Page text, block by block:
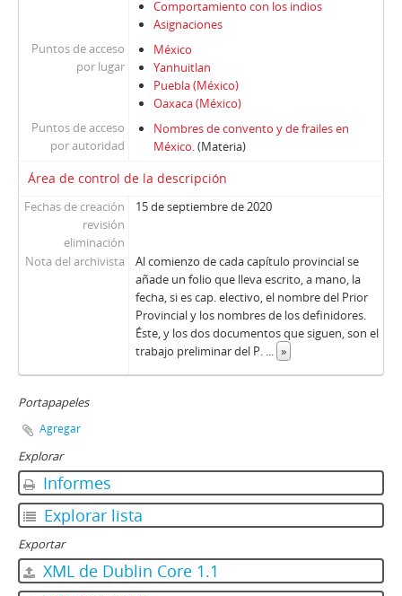
Comportamiento con los indios
Asignaciones
Puntos de acceso
por lugar
México
Yanhuitlan
Puebla (México)
Oaxaca (México)
Puntos de acceso
por autoridad
Nombres de convento y de frailes en
México.(Materia)
Área de control de la descripción
Fechas de creación
revisión
eliminación
15 de septiembre de 2020
Nota del archivista
Al comienzo de cada capítulo provincial se
añade un folio que lleva escrito, a mano, la
fecha, si es cap. electivo, el nombre del Prior
Provincial y los nombres de los definidores.
Éste, y los dos documentos que siguen, son el
trabajo preliminar del P. ... »
Portapapeles
Agregar
Explorar
Informes
Explorar lista
Exportar
XML de Dublin Core 1.1